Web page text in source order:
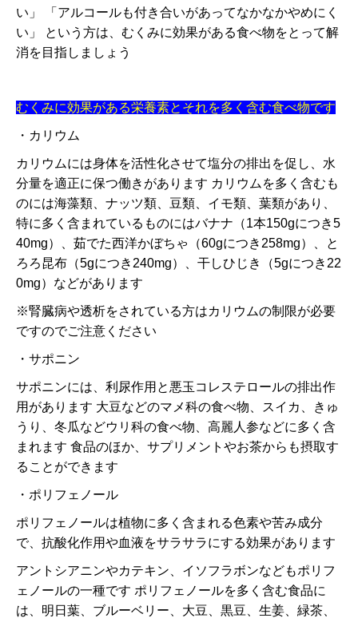
い」 「アルコールも付き合いがあってなかなかやめにく
い」 という方は、むくみに効果がある食べ物をとって解
消を目指しましょう
むくみに効果がある栄養素とそれを多く含む食べ物です
・カリウム
カリウムには身体を活性化させて塩分の排出を促し、水
分量を適正に保つ働きがあります カリウムを多く含むも
のには海藻類、ナッツ類、豆類、イモ類、葉類があり、
特に多く含まれているものにはバナナ（1本150gにつき5
40mg）、茹でた西洋かぼちゃ（60gにつき258mg）、と
ろろ昆布（5gにつき240mg）、干しひじき（5gにつき22
0mg）などがあります
※腎臓病や透析をされている方はカリウムの制限が必要
ですのでご注意ください
・サポニン
サポニンには、利尿作用と悪玉コレステロールの排出作
用があります 大豆などのマメ科の食べ物、スイカ、きゅ
うり、冬瓜などウリ科の食べ物、高麗人参などに多く含
まれます 食品のほか、サプリメントやお茶からも摂取す
ることができます
・ポリフェノール
ポリフェノールは植物に多く含まれる色素や苦み成分
で、抗酸化作用や血液をサラサラにする効果があります
アントシアニンやカテキン、イソフラボンなどもポリフ
ェノールの一種です ポリフェノールを多く含む食品に
は、明日葉、ブルーベリー、大豆、黒豆、生姜、緑茶、